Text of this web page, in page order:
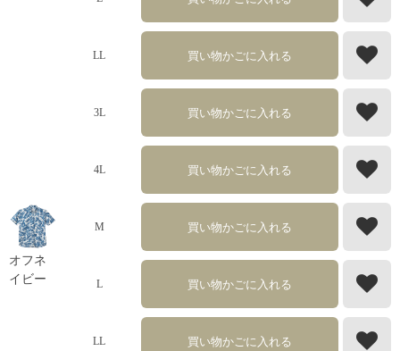
LL 買い物かごに入れる
3L 買い物かごに入れる
4L 買い物かごに入れる
オフネ
イビー
M 買い物かごに入れる
L 買い物かごに入れる
LL 買い物かごに入れる